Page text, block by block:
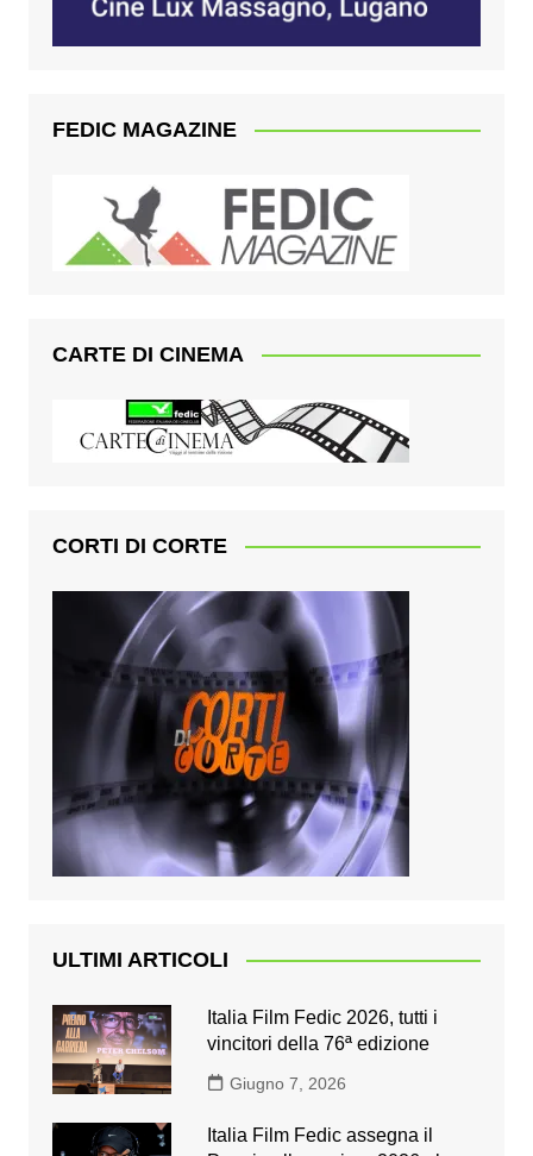
FEDIC MAGAZINE
CARTE DI CINEMA
CORTI DI CORTE
ULTIMI ARTICOLI
Italia Film Fedic 2026, tutti i
vincitori della 76ª edizione
Giugno 7, 2026
Italia Film Fedic assegna il